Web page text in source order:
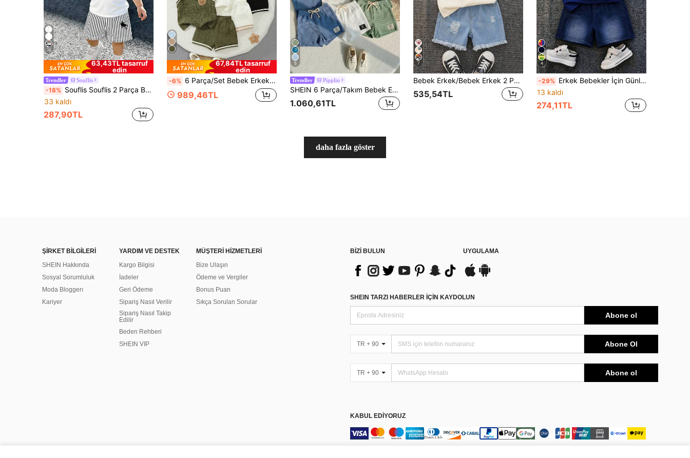
16
63,43TL tasarruf
edin
Trendler Souflis
-18% Souflis Souflis 2 Parça Bebek Erkek Takımı Günlük Minimalist Kontrast Renkli Çizgili Desen At Logolu Baskılı Atlet ve Siyah Beyaz Çizgili Desen At Logolu Baskılı Şort Yaz Gezileri İçin Uygun
33 kaldı
287,90TL
67,84TL tasarruf
edin
-6% 6 Parça/Set Bebek Erkek Çocuklar İçin Yazlık Dokulu Kumaş Sevimli Ayı Baskılı Yuvarlak Yaka Yelek ve Şort Günlük Şık Kıyafet
989,46TL
5
Trendler Pipplin
SHEIN 6 Parça/Takım Bebek Erkek Sevimli Günlük Örgü Yelek ve Şort Takımı, Temel Çoklu Paket, Yaz
1.060,61TL
7
Bebek Erkek/Bebek Erkek 2 Parça Bahar/Yaz Günlük Şirin Atlet ve Denim Şort Seti, Bebek Erkek Kıyafet Setleri, Bebek Erkek Yazlık Kıyafetler, Yumuşak, Kot, Denim
535,54TL
4
-29% Erkek Bebekler İçin Günlük Kullanıma Uygun, Minimalist, Harf Baskılı, Yuvarlak Yakalı, Kısa Kollu Tişört ve Şort Takımı, Yaz İçin İdeal
13 kaldı
274,11TL
daha fazla göster
ŞİRKET BİLGİLERİ
SHEIN Hakkında
Sosyal Sorumluluk
Moda Bloggerı
Kariyer
YARDIM VE DESTEK
Kargo Bilgisi
İadeler
Geri Ödeme
Sipariş Nasıl Verilir
Sipariş Nasıl Takip
Edilir
Beden Rehberi
SHEIN VIP
MÜŞTERİ HİZMETLERİ
Bize Ulaşın
Ödeme ve Vergiler
Bonus Puan
Sıkça Sorulan Sorular
BİZİ BULUN UYGULAMA
SHEIN TARZI HABERLER IÇIN KAYDOLUN
Abone ol
TR + 90 Abone Ol
TR + 90 Abone ol
KABUL EDIYORUZ